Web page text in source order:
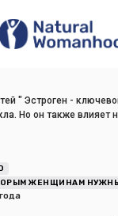
" Эстроген -
Но он также влияет
ЖЕНЩИНАМ